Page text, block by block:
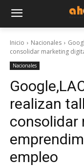
Inicio Nacionales
consolidar marketing
Nacionales
realizan
consolidar
empleo